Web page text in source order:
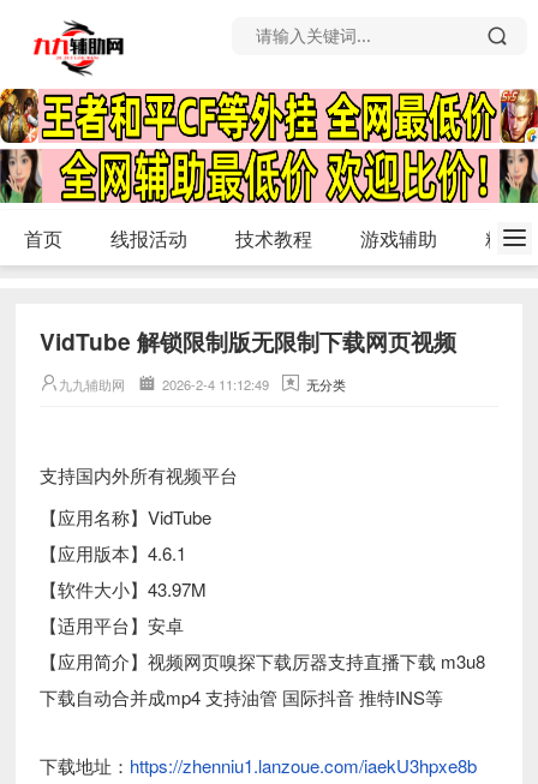
首页 线报活动 技术教程 游戏辅助 精品
VidTube 解锁限制版无限制下载网页视频
九九辅助网 2026-2-4 11:12:49 无分类
支持国内外所有视频平台
【应用名称】VidTube
【应用版本】4.6.1
【软件大小】43.97M
【适用平台】安卓
【应用简介】视频网页嗅探下载厉器支持直播下载 m3u8
下载自动合并成mp4 支持油管 国际抖音 推特INS等
下载地址： https://zhenniu1.lanzoue.com/iaekU3hpxe8b